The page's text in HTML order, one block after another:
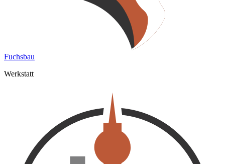
Fuchsbau
Werkstatt